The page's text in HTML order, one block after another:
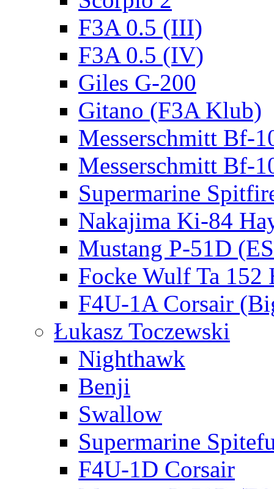
F3A 0.5 (III)
F3A 0.5 (IV)
Giles G-200
Gitano (F3A Klub)
Messerschmitt Bf-
Messerschmitt Bf-
Supermarine
Nakajima Ki-84
Mustang P-51D
Focke Wulf Ta 152
F4U-1A Corsair
Łukasz Toczewski
Nighthawk
Benji
Swallow
Supermarine
F4U-1D Corsair